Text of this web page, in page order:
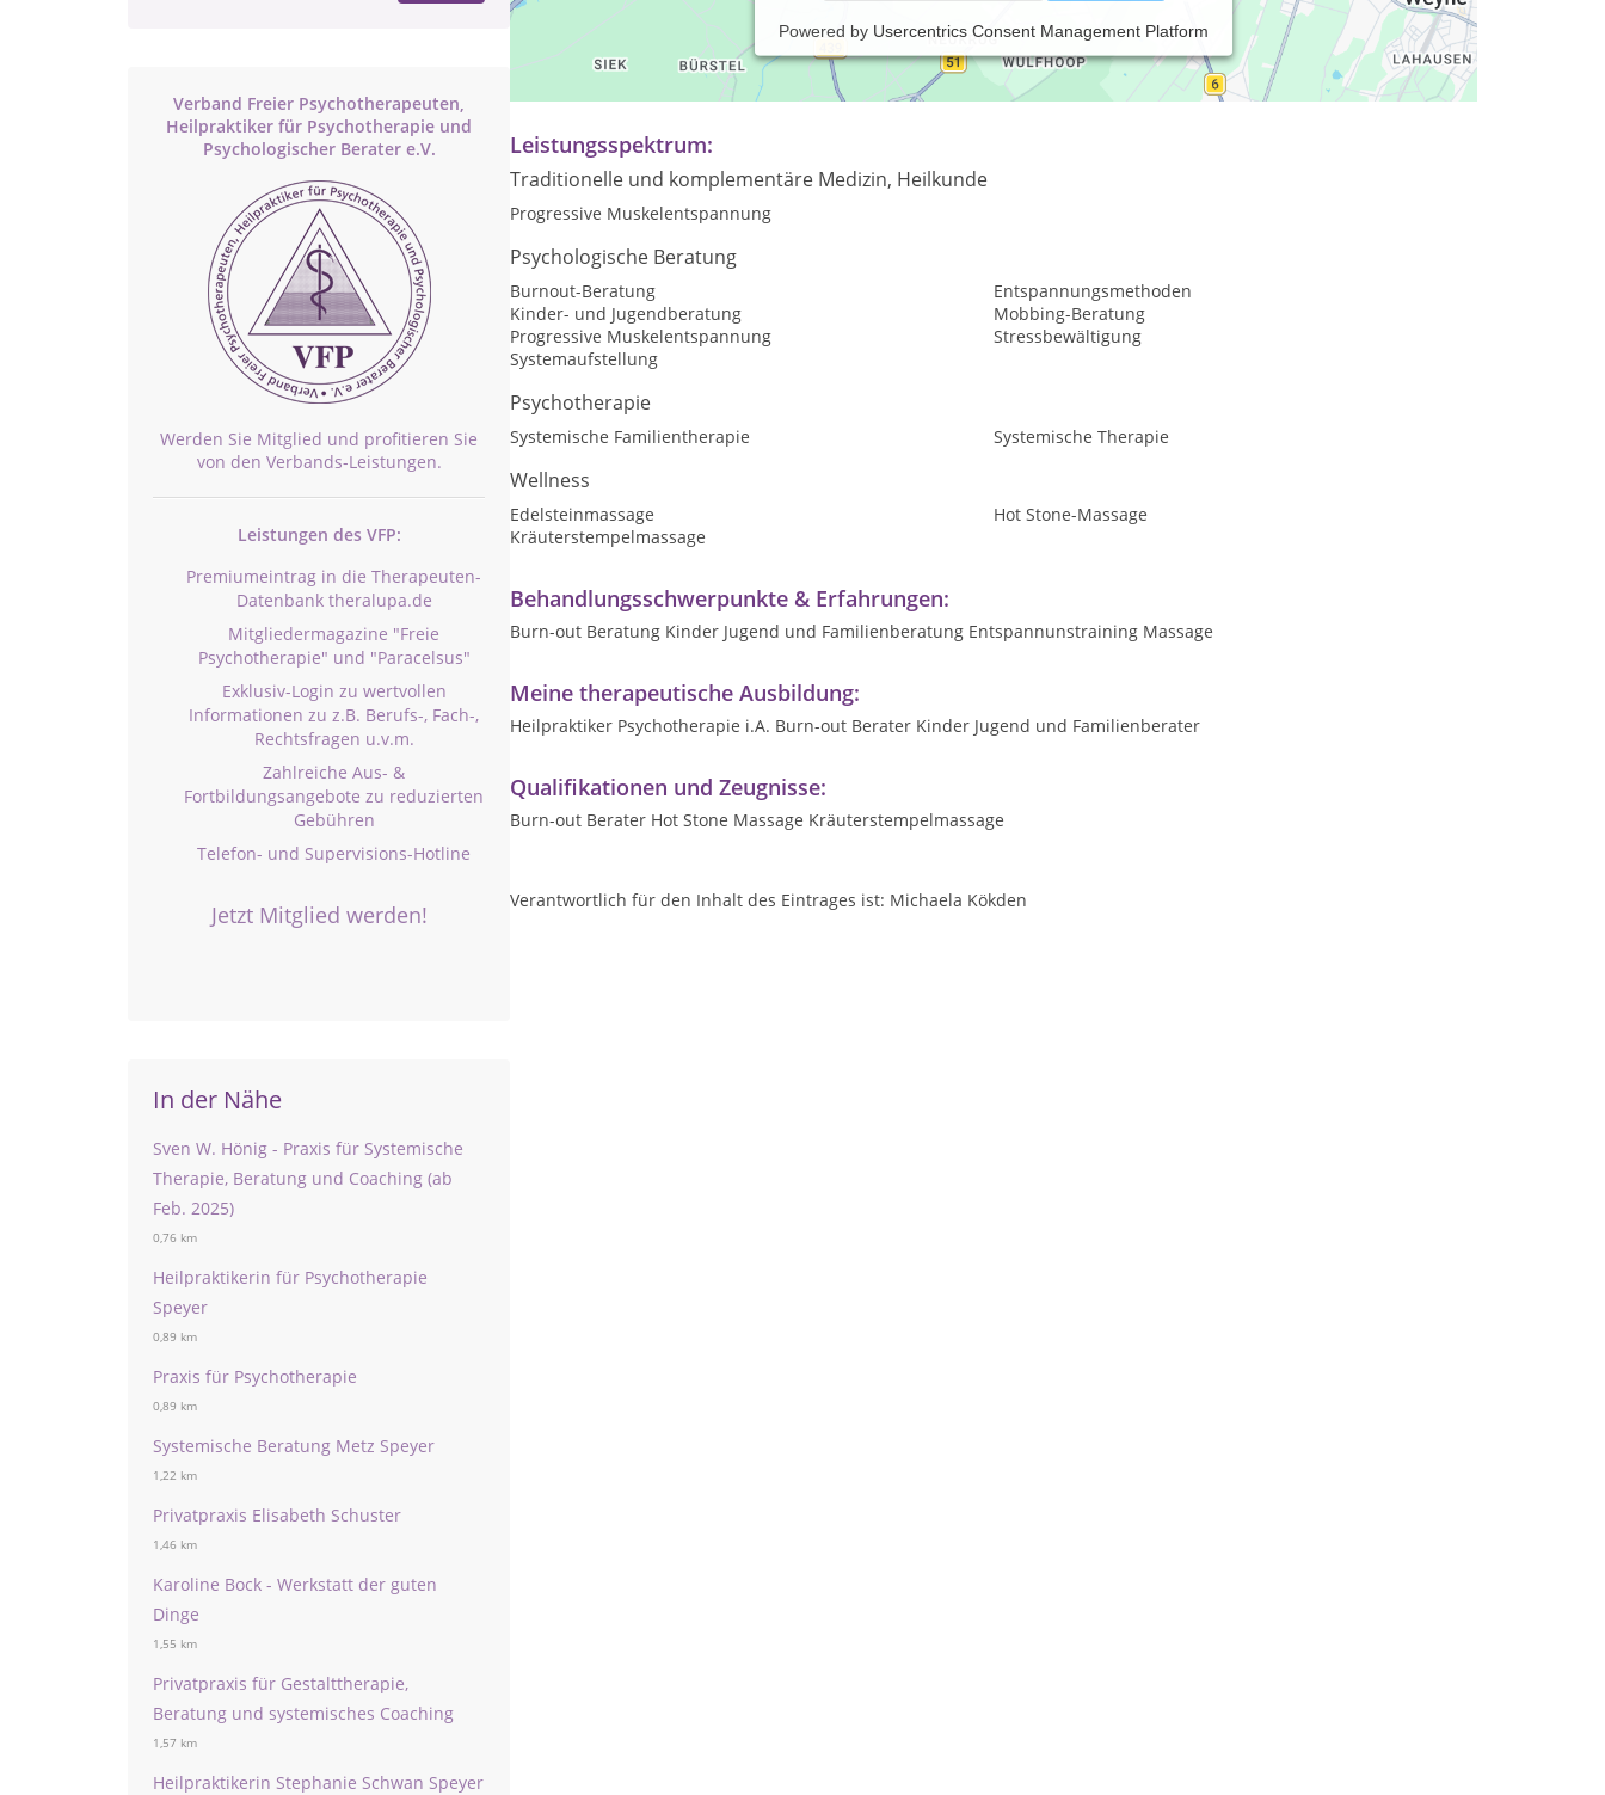
Verband Freier Psychotherapeuten,
Heilpraktiker für Psychotherapie und
Psychologischer Berater e.V.
Werden Sie Mitglied und profitieren Sie
von den Verbands-Leistungen.
Leistungen des VFP:
Premiumeintrag in die Therapeuten-
Datenbank theralupa.de
Mitgliedermagazine "Freie
Psychotherapie" und "Paracelsus"
Exklusiv-Login zu wertvollen
Informationen zu z.B. Berufs-, Fach-,
Rechtsfragen u.v.m.
Zahlreiche Aus- &
Fortbildungsangebote zu reduzierten
Gebühren
Telefon- und Supervisions-Hotline
Jetzt Mitglied werden!
In der Nähe
Sven W. Hönig - Praxis für Systemische
Therapie, Beratung und Coaching (ab
Feb. 2025)
0,76 km
Heilpraktikerin für Psychotherapie
Speyer
0,89 km
Praxis für Psychotherapie
0,89 km
Systemische Beratung Metz Speyer
1,22 km
Privatpraxis Elisabeth Schuster
1,46 km
Karoline Bock - Werkstatt der guten
Dinge
1,55 km
Privatpraxis für Gestalttherapie,
Beratung und systemisches Coaching
1,57 km
Heilpraktikerin Stephanie Schwan Speyer
Powered by Usercentrics Consent Management Platform
Praxiszeiten:
Termine nach Vereinbarung.
Leistungsspektrum:
Traditionelle und komplementäre Medizin, Heilkunde
Progressive Muskelentspannung
Psychologische Beratung
Burnout-Beratung
Entspannungsmethoden
Kinder- und Jugendberatung
Mobbing-Beratung
Progressive Muskelentspannung
Stressbewältigung
Systemaufstellung
Psychotherapie
Systemische Familientherapie Systemische Therapie
Wellness
Edelsteinmassage
Hot Stone-Massage
Kräuterstempelmassage
Behandlungsschwerpunkte & Erfahrungen:
Burn-out Beratung Kinder Jugend und Familienberatung Entspannunstraining Massage
Meine therapeutische Ausbildung:
Heilpraktiker Psychotherapie i.A. Burn-out Berater Kinder Jugend und Familienberater
Qualifikationen und Zeugnisse:
Burn-out Berater Hot Stone Massage Kräuterstempelmassage
Verantwortlich für den Inhalt des Eintrages ist: Michaela Kökden